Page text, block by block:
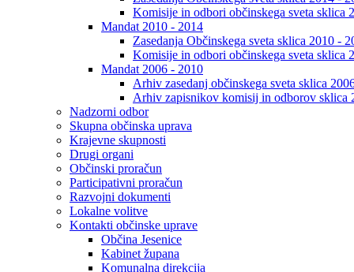
Komisije in odbori občinskega sveta sklica
Mandat 2010 - 2014
Zasedanja Občinskega sveta sklica 2010 -
Komisije in odbori občinskega sveta sklica
Mandat 2006 - 2010
Arhiv zasedanj občinskega sveta sklica
Arhiv zapisnikov komisij in odborov sklica
Nadzorni odbor
Skupna občinska uprava
Krajevne skupnosti
Drugi organi
Občinski proračun
Participativni proračun
Razvojni dokumenti
Lokalne volitve
Kontakti občinske uprave
Občina Jesenice
Kabinet župana
Komunalna direkcija